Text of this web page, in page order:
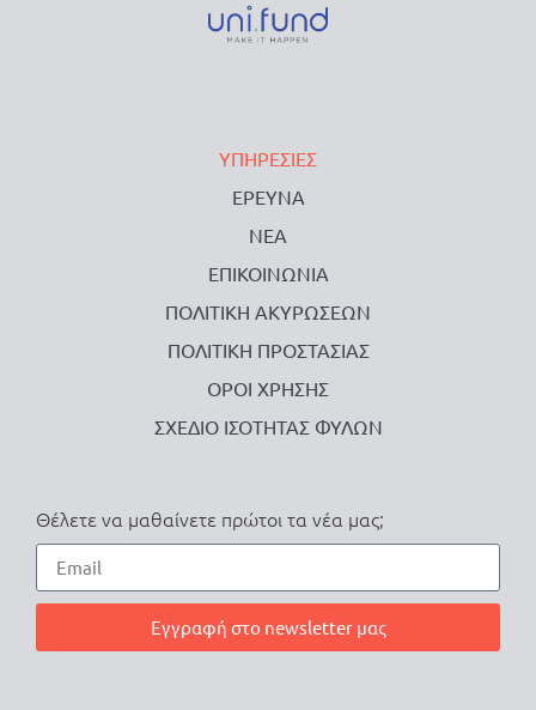
ΥΠΗΡΕΣΙΕΣ
ΕΡΕΥΝΑ
ΝΕΑ
ΕΠΙΚΟΙΝΩΝΙΑ
ΠΟΛΙΤΙΚΗ ΑΚΥΡΩΣΕΩΝ
ΠΟΛΙΤΙΚΗ ΠΡΟΣΤΑΣΙΑΣ
ΟΡΟΙ ΧΡΗΣΗΣ
ΣΧΕΔΙΟ ΙΣΟΤΗΤΑΣ ΦΥΛΩΝ
Θέλετε να μαθαίνετε πρώτοι τα νέα μας;
Εγγραφή στο newsletter μας